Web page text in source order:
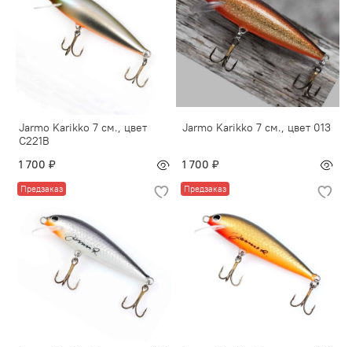
Jarmo Karikko 7 см., цвет
C221B
1 700 ₽
Jarmo Karikko 7 см., цвет 013
1 700 ₽
Предзаказ Предзаказ